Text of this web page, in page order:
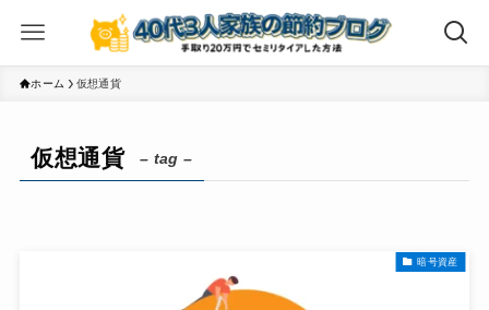
ホーム 仮想通貨
仮想通貨 – tag –
暗号資産